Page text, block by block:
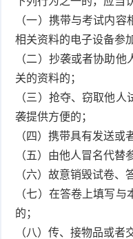
（一）携带与考试内
相关资料的电子设备参
（二）抄袭或者协助
关的资料的；
（三）抢夺、窃取他
袭提供方便的；
（四）携带具有发送或
（五）由他人冒名代替
（六）故意销毁试卷、
（七）在答卷上填写
的；
（八）传、接物品或者